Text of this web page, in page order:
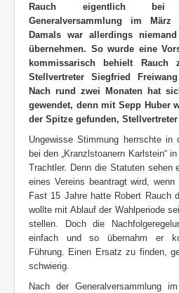
Rauch eigentlich bei
Generalversammlung im
Damals war allerdings
übernehmen. So wurde eine
kommissarisch behielt Rauch
Stellvertreter Siegfried
Nach rund zwei Monaten hat
gewendet, denn mit Sepp Huber
der Spitze gefunden,
Ungewisse Stimmung herrschte in
bei den „Kranzlstoanern Karlstein“
Trachtler. Denn die Statuten sehen
eines Vereins beantragt wird,
Fast 15 Jahre hatte Robert Rauch
wollte mit Ablauf der Wahlperiode
stellen. Doch die
einfach und so übernahm er
Führung. Einen Ersatz zu finden,
schwierig.
Nach der Generalversammlung